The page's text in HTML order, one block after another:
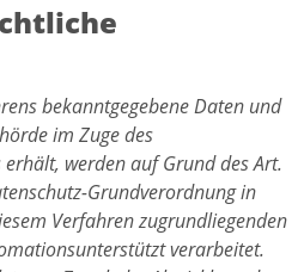
bekanntgegebene Daten und
im Zuge des
werden auf Grund des Art.
Grundverordnung in
Verfahren zugrundliegenden
verarbeitet.